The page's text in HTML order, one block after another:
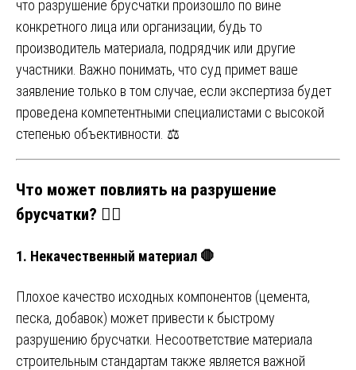
что разрушение брусчатки произошло по вине
конкретного лица или организации, будь то
производитель материала, подрядчик или другие
участники. Важно понимать, что суд примет ваше
заявление только в том случае, если экспертиза будет
проведена компетентными специалистами с высокой
степенью объективности. ⚖️
Что может повлиять на разрушение
брусчатки? 🤷‍♂️
1. Некачественный материал 🛑
Плохое качество исходных компонентов (цемента,
песка, добавок) может привести к быстрому
разрушению брусчатки. Несоответствие материала
строительным стандартам также является важной